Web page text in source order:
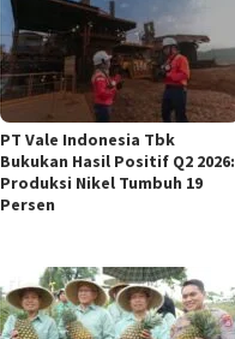
PT Vale Indonesia Tbk
Bukukan Hasil Positif Q2 2026:
Produksi Nikel Tumbuh 19
Persen